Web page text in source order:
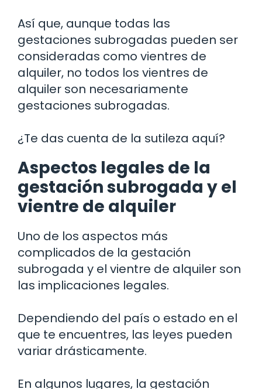
Así que, aunque todas las
gestaciones subrogadas pueden ser
consideradas como vientres de
alquiler, no todos los vientres de
alquiler son necesariamente
gestaciones subrogadas.
¿Te das cuenta de la sutileza aquí?
Aspectos legales de la
gestación subrogada y el
vientre de alquiler
Uno de los aspectos más
complicados de la gestación
subrogada y el vientre de alquiler son
las implicaciones legales.
Dependiendo del país o estado en el
que te encuentres, las leyes pueden
variar drásticamente.
En algunos lugares, la gestación